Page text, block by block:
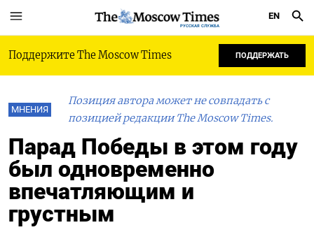
РУССКАЯ СЛУЖБА
EN
Поддержите The Moscow Times ПОДДЕРЖАТЬ
МНЕНИЯ
Позиция автора может не совпадать с
позицией редакции The Moscow Times.
Парад Победы в этом году
был одновременно
впечатляющим и
грустным